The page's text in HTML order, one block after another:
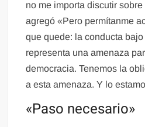
no me importa discutir
agregó «Pero permítanme
que quede: la conducta
representa una amenaza
democracia. Tenemos la
a esta amenaza. Y lo
«Paso necesario»